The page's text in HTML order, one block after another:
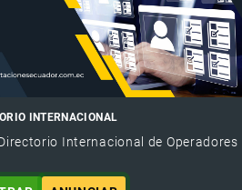
INTERNACIONAL
Internacional de Operadores